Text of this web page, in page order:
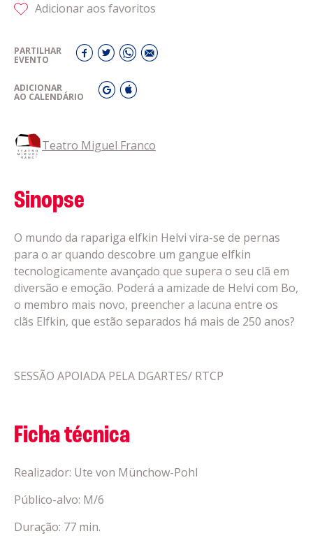
Adicionar aos favoritos
PARTILHAR
EVENTO
ADICIONAR
AO CALENDÁRIO
Teatro Miguel Franco
Sinopse
O mundo da rapariga elfkin Helvi vira-se de pernas
para o ar quando descobre um gangue elfkin
tecnologicamente avançado que supera o seu clã em
diversão e emoção. Poderá a amizade de Helvi com Bo,
o membro mais novo, preencher a lacuna entre os
clãs Elfkin, que estão separados há mais de 250 anos?
SESSÃO APOIADA PELA DGARTES/ RTCP
Ficha técnica
Realizador: Ute von Münchow-Pohl
Público-alvo: M/6
Duração: 77 min.